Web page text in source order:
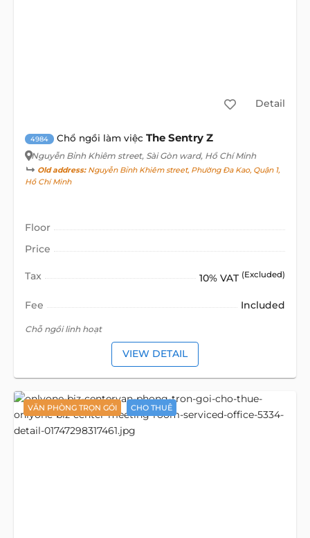
Detail
4984 Chổ ngồi làm việc The Sentry Z
Nguyễn Bỉnh Khiêm street, Sài Gòn ward, Hồ Chí Minh
Old address:Nguyễn Bỉnh Khiêm street, Phường Đa Kao, Quận 1,
Hồ Chí Minh
Floor
Price
Tax 10% VAT (Excluded)
Fee Included
Chỗ ngồi linh hoạt
VIEW DETAIL
VĂN PHÒNG TRỌN GÓI CHO THUÊ